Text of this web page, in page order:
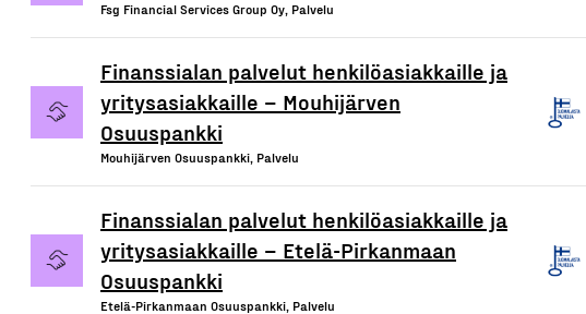
Fsg Financial Services Group Oy, Palvelu
Finanssialan palvelut henkilöasiakkaille ja
yritysasiakkaille – Mouhijärven
Osuuspankki
Mouhijärven Osuuspankki, Palvelu
Finanssialan palvelut henkilöasiakkaille ja
yritysasiakkaille – Etelä-Pirkanmaan
Osuuspankki
Etelä-Pirkanmaan Osuuspankki, Palvelu